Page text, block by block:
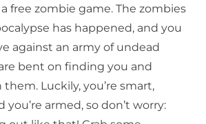
free zombie game. The zombies
has happened, and you
against an army of undead
bent on finding you and
Luckily, you’re smart,
you’re armed, so don’t worry: